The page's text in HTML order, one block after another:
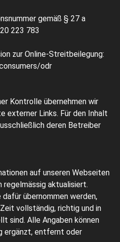
gemäß § 27 a
223 783
zur Online-Streitbeilegung:
odr
Kontrolle übernehmen wir
externer Links. Für den Inhalt
deren Betreiber
auf unseren Webseiten
regelmässig aktualisiert.
übernommen werden,
vollständig, richtig und in
sind. Alle Angaben können
ergänzt, entfernt oder